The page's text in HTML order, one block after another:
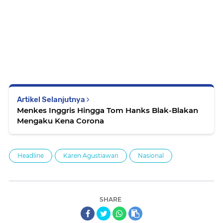
Artikel Selanjutnya
Menkes Inggris Hingga Tom Hanks Blak-Blakan
Mengaku Kena Corona
Headline Karen Agustiawan Nasional
SHARE